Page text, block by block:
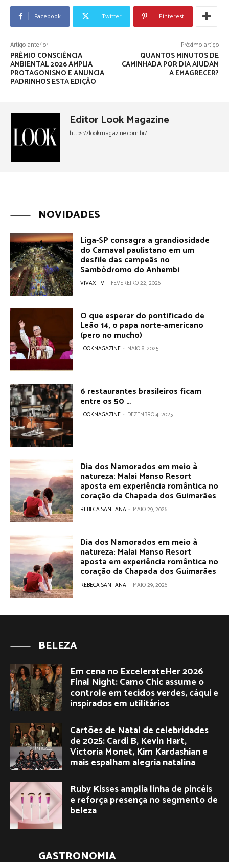
Facebook Twitter Pinterest
Artigo anterior
PRÊMIO CONSCIÊNCIA
AMBIENTAL 2026 AMPLIA
PROTAGONISMO E ANUNCIA
PADRINHOS ESTA EDIÇÃO
Próximo artigo
QUANTOS MINUTOS DE
CAMINHADA POR DIA AJUDAM
A EMAGRECER?
Editor Look Magazine
https://lookmagazine.com.br/
NOVIDADES
Liga-SP consagra a grandiosidade
do Carnaval paulistano em um
desfile das campeãs no
Sambódromo do Anhembi
VIVAX TV - FEVEREIRO 22, 2026
O que esperar do pontificado de
Leão 14, o papa norte-americano
(pero no mucho)
LOOKMAGAZINE - MAIO 8, 2025
6 restaurantes brasileiros ficam
entre os 50 …
LOOKMAGAZINE - DEZEMBRO 4, 2025
Dia dos Namorados em meio à
natureza: Malai Manso Resort
aposta em experiência romântica no
coração da Chapada dos Guimarães
REBECA SANTANA - MAIO 29, 2026
Dia dos Namorados em meio à
natureza: Malai Manso Resort
aposta em experiência romântica no
coração da Chapada dos Guimarães
REBECA SANTANA - MAIO 29, 2026
BELEZA
Em cena no ExcelerateHer 2026
Final Night: Camo Chic assume o
controle em tecidos verdes, cáqui e
inspirados em utilitários
Cartões de Natal de celebridades
de 2025: Cardi B, Kevin Hart,
Victoria Monet, Kim Kardashian e
mais espalham alegria natalina
Ruby Kisses amplia linha de pincéis
e reforça presença no segmento de
beleza
GASTRONOMIA